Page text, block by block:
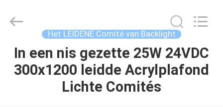
HUIS
PRODUCTEN
Technology
Reserved.
Het LEIDENE Comité van Backlight
In een nis gezette 25W 24VDC
300x1200 leidde Acrylplafond
Lichte Comités